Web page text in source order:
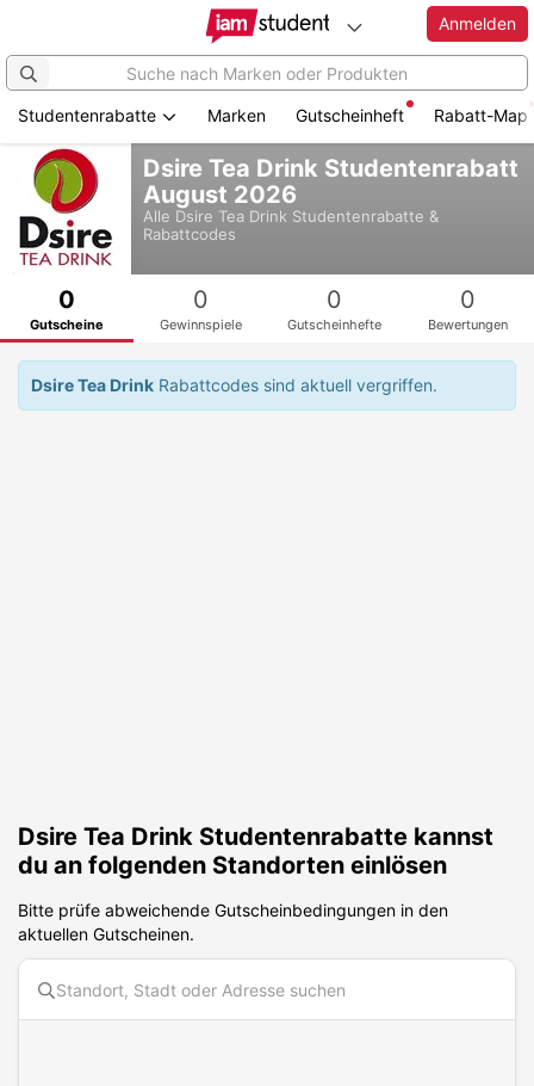
Hauptinhalt
springen
Anmelden
Studentenrabatte Marken Gutscheinheft Rabatt-Map
Dsire Tea Drink Studentenrabatt
August 2026
Alle Dsire Tea Drink Studentenrabatte &
Rabattcodes
0
Gutscheine
0
Gewinnspiele
0
Gutscheinhefte
0
Bewertungen
Dsire Tea Drink Rabattcodes sind aktuell vergriffen.
Dsire Tea Drink Studentenrabatte kannst
du an folgenden Standorten einlösen
Bitte prüfe abweichende Gutscheinbedingungen in den
aktuellen Gutscheinen.